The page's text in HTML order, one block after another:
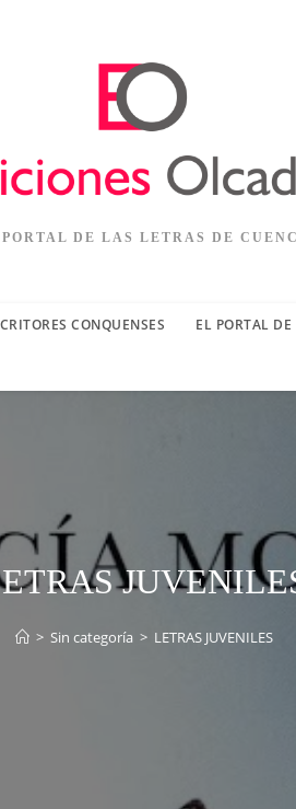
DE LAS LETRAS DE
CONQUENSES EL PORTAL
> Sin categoría > LETRAS JUVENILES